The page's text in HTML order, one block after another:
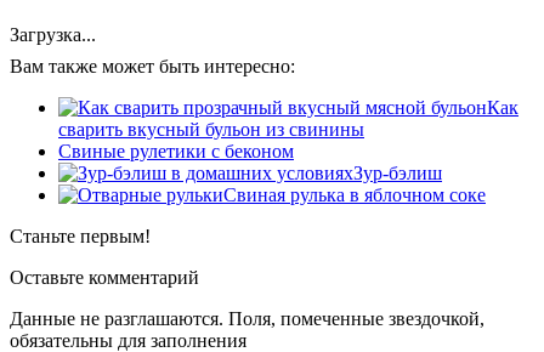
Загрузка...
Вам также может быть интересно:
Как
сварить вкусный бульон из свинины
Свиные рулетики с беконом
Зур-бэлиш
Свиная рулька в яблочном соке
Станьте первым!
Оставьте комментарий
Данные не разглашаются. Поля, помеченные звездочкой,
обязательны для заполнения